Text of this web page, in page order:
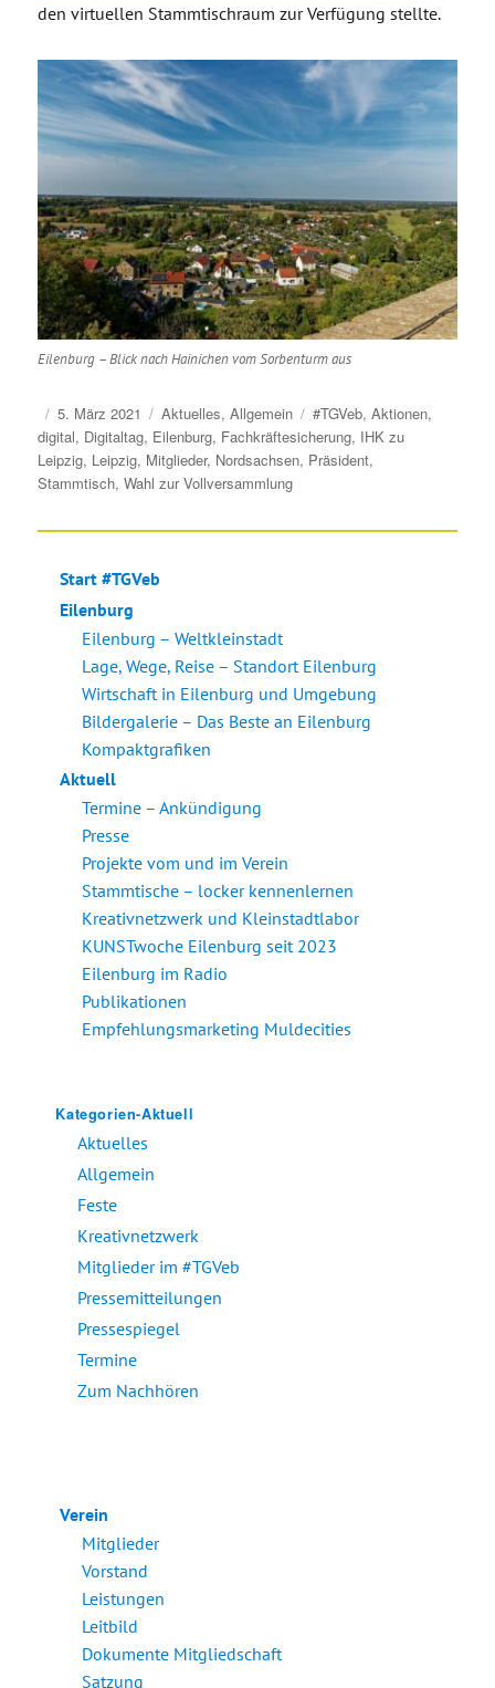
den virtuellen Stammtischraum zur Verfügung stellte.
Eilenburg – Blick nach Hainichen vom Sorbenturm aus
Veröffentlicht
am
5. März 2021 Kategorien
Aktuelles,Allgemein Schlagwörter
#TGVeb,Aktionen,
digital, Digitaltag, Eilenburg, Fachkräftesicherung, IHK zu
Leipzig, Leipzig, Mitglieder, Nordsachsen, Präsident,
Stammtisch,Wahl zur Vollversammlung
Start #TGVeb
Eilenburg
Eilenburg – Weltkleinstadt
Lage, Wege, Reise – Standort Eilenburg
Wirtschaft in Eilenburg und Umgebung
Bildergalerie – Das Beste an Eilenburg
Kompaktgrafiken
Aktuell
Termine – Ankündigung
Presse
Projekte vom und im Verein
Stammtische – locker kennenlernen
Kreativnetzwerk und Kleinstadtlabor
KUNSTwoche Eilenburg seit 2023
Eilenburg im Radio
Publikationen
Empfehlungsmarketing Muldecities
Kategorien-Aktuell
Aktuelles
Allgemein
Feste
Kreativnetzwerk
Mitglieder im #TGVeb
Pressemitteilungen
Pressespiegel
Termine
Zum Nachhören
Verein
Mitglieder
Vorstand
Leistungen
Leitbild
Dokumente Mitgliedschaft
Satzung